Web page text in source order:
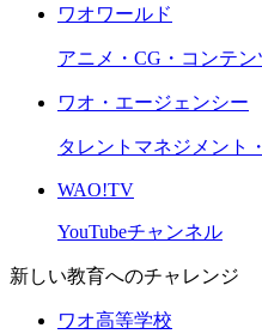
ワオワールド
アニメ・CG・コンテ
ワオ・エージェンシー
タレントマネジメント
WAO!TV
YouTubeチャンネル
新しい教育へのチャレンジ
ワオ高等学校